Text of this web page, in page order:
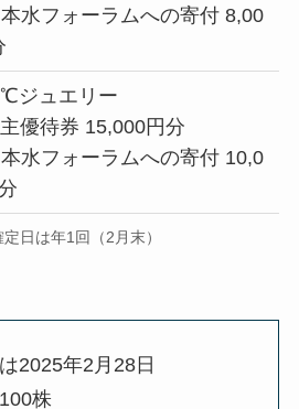
水フォーラムへの寄付 8,00
ジュエリー
優待券 15,000円分
水フォーラムへの寄付 10,0
日は年1回（2月末）
2025年2月28日
株